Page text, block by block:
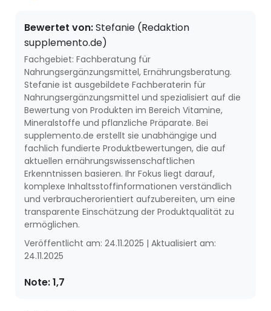
Bewertet von:Stefanie (Redaktion
supplemento.de)
Fachgebiet: Fachberatung für
Nahrungsergänzungsmittel, Ernährungsberatung.
Stefanie ist ausgebildete Fachberaterin für
Nahrungsergänzungsmittel und spezialisiert auf die
Bewertung von Produkten im Bereich Vitamine,
Mineralstoffe und pflanzliche Präparate. Bei
supplemento.de erstellt sie unabhängige und
fachlich fundierte Produktbewertungen, die auf
aktuellen ernährungswissenschaftlichen
Erkenntnissen basieren. Ihr Fokus liegt darauf,
komplexe Inhaltsstoffinformationen verständlich
und verbraucherorientiert aufzubereiten, um eine
transparente Einschätzung der Produktqualität zu
ermöglichen.
Veröffentlicht am: 24.11.2025 | Aktualisiert am:
24.11.2025
Note:1,7